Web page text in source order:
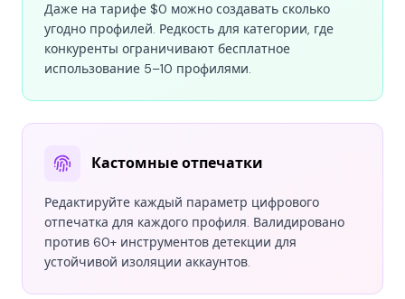
Даже на тарифе $0 можно создавать сколько
угодно профилей. Редкость для категории, где
конкуренты ограничивают бесплатное
использование 5–10 профилями.
Кастомные отпечатки
Редактируйте каждый параметр цифрового
отпечатка для каждого профиля. Валидировано
против 60+ инструментов детекции для
устойчивой изоляции аккаунтов.